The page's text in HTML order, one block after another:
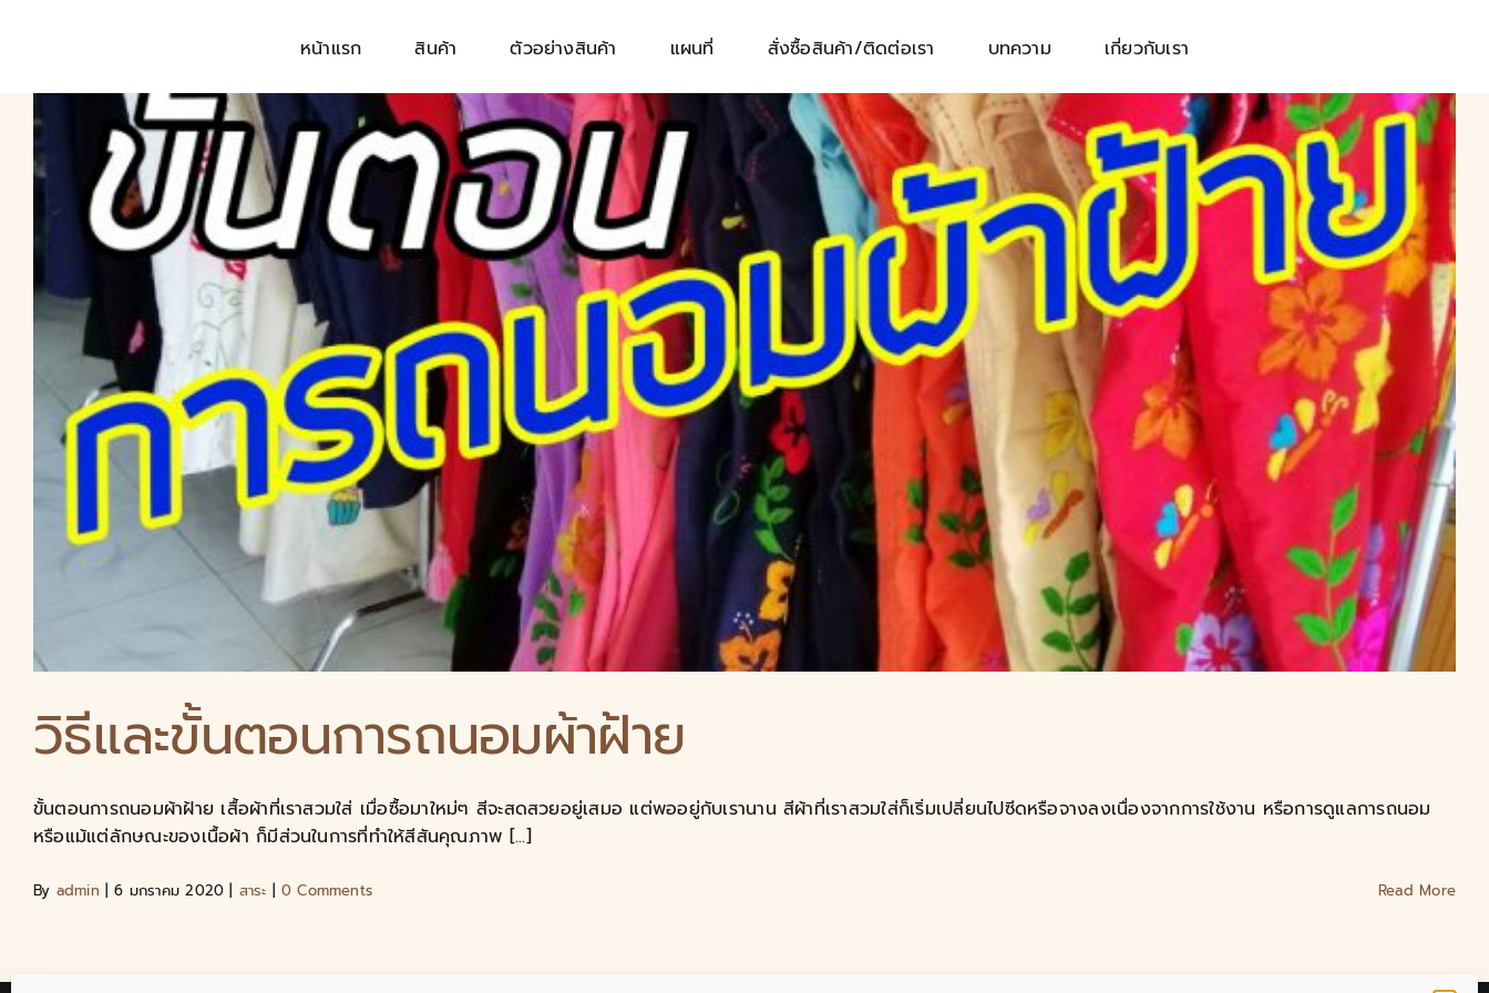
หน้าแรก สินค้า ตัวอย่างสินค้า แผนที่ สั่งซื้อสินค้า/ติดต่อเรา บทความ เกี่ยวกับเรา
วิธีและขั้นตอนการถนอมผ้าฝ้าย
ขั้นตอนการถนอมผ้าฝ้าย เสื้อผ้าที่เราสวมใส่ เมื่อซื้อมาใหม่ๆ สีจะสดสวยอยู่เสมอ แต่พออยู่กับเรานาน สีผ้าที่เราสวมใส่ก็เริ่มเปลี่ยนไปซีดหรือจางลงเนื่องจากการใช้งาน หรือการดูแลการถนอม
หรือแม้แต่ลักษณะของเนื้อผ้า ก็มีส่วนในการที่ทำให้สีสันคุณภาพ [...]
By admin | 6 มกราคม 2020 | สาระ | 0 Comments Read More